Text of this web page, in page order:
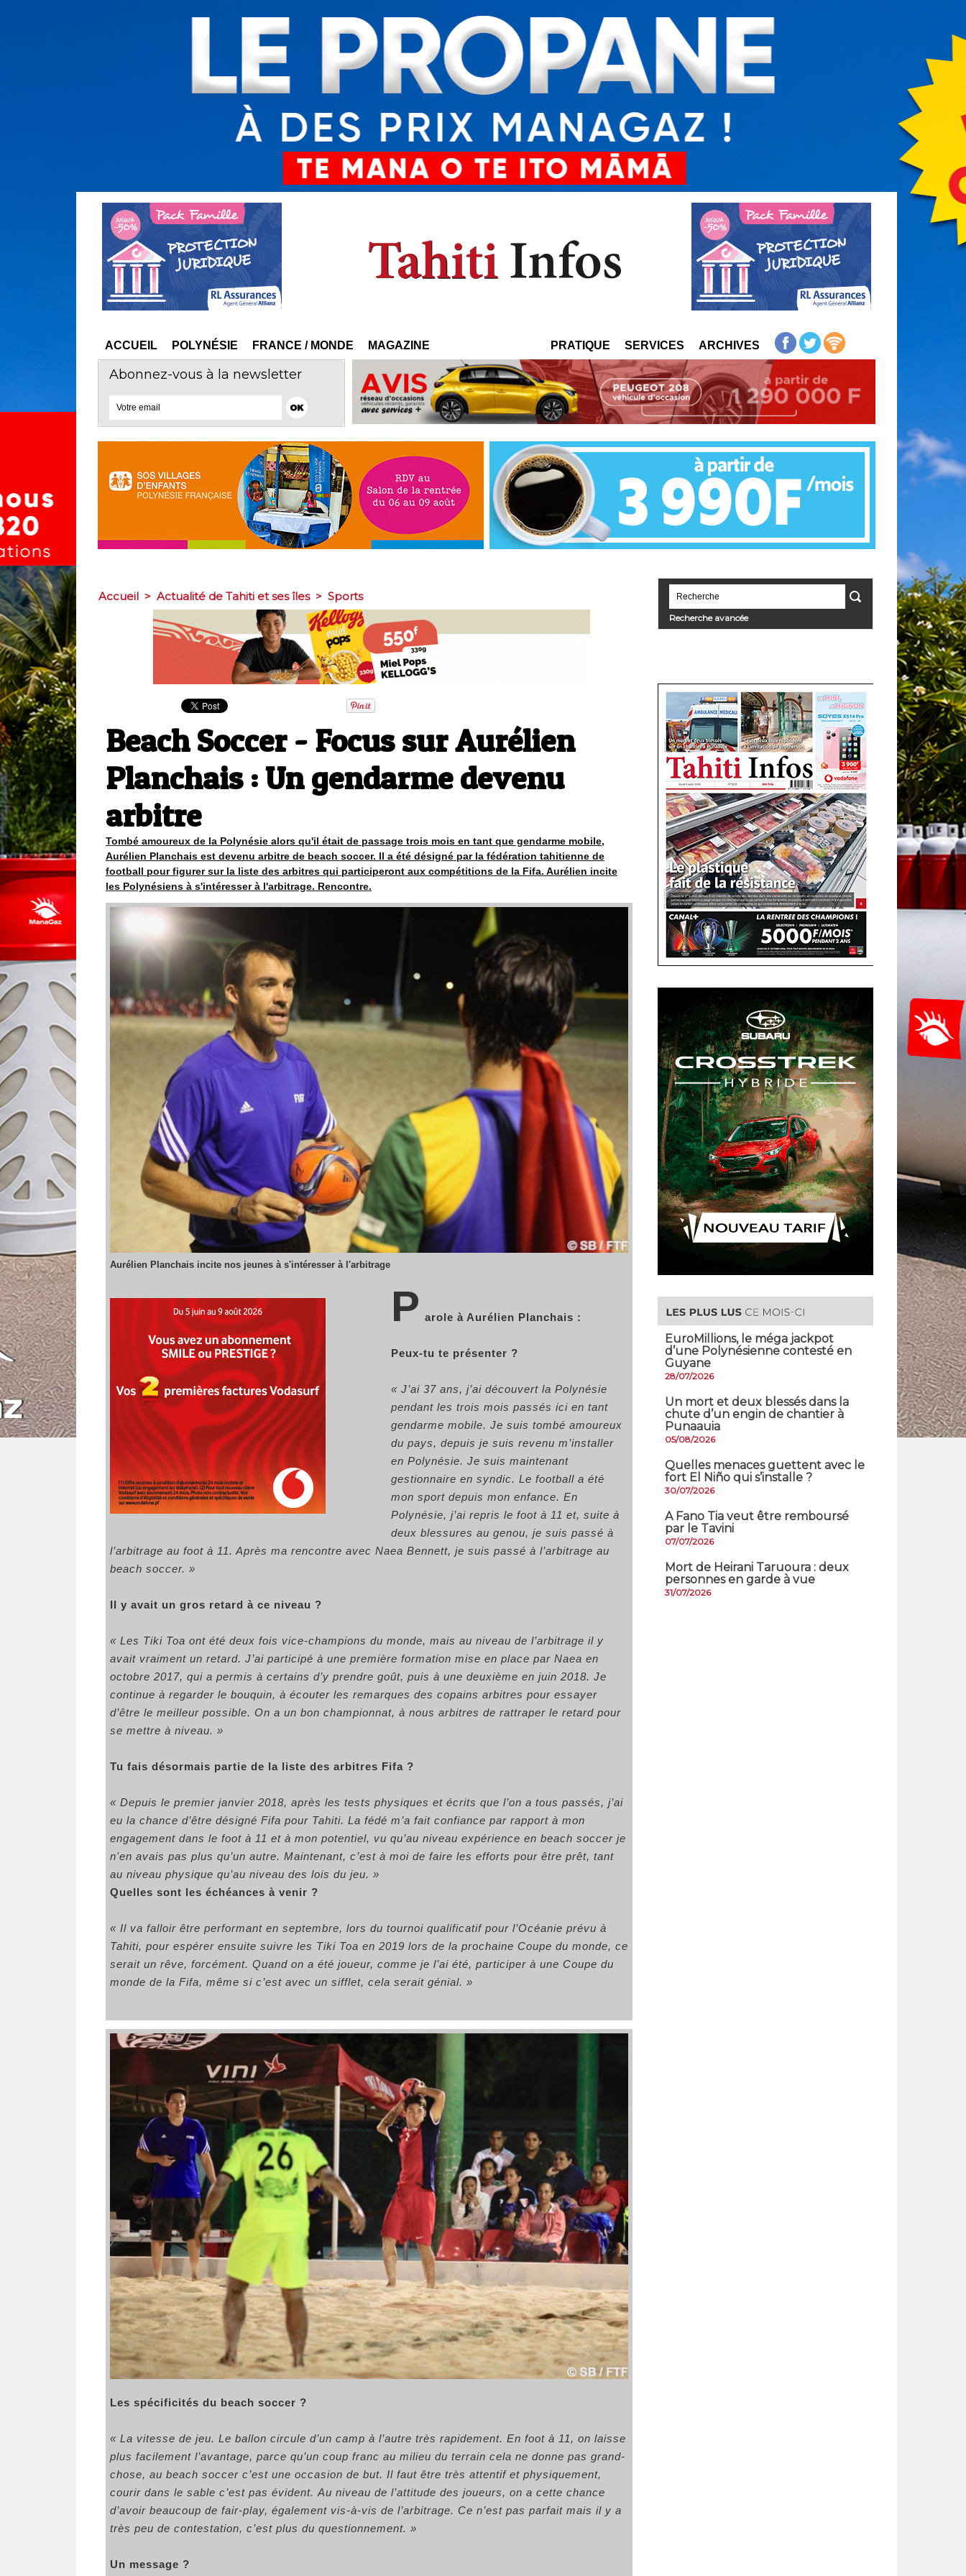
ACCUEIL POLYNÉSIE FRANCE / MONDE MAGAZINE PRATIQUE SERVICES ARCHIVES
Abonnez-vous à la newsletter
Accueil > Actualité de Tahiti et ses îles > Sports
Beach Soccer - Focus sur Aurélien
Planchais : Un gendarme devenu
arbitre
Tombé amoureux de la Polynésie alors qu'il était de passage trois mois en tant que gendarme mobile,
Aurélien Planchais est devenu arbitre de beach soccer. Il a été désigné par la fédération tahitienne de
football pour figurer sur la liste des arbitres qui participeront aux compétitions de la Fifa. Aurélien incite
les Polynésiens à s'intéresser à l'arbitrage. Rencontre.
Aurélien Planchais incite nos jeunes à s'intéresser à l'arbitrage
P arole à Aurélien Planchais :
Peux-tu te présenter ?
« J’ai 37 ans, j’ai découvert la Polynésie
pendant les trois mois passés ici en tant
gendarme mobile. Je suis tombé amoureux
du pays, depuis je suis revenu m’installer
en Polynésie. Je suis maintenant
gestionnaire en syndic. Le football a été
mon sport depuis mon enfance. En
Polynésie, j’ai repris le foot à 11 et, suite à
deux blessures au genou, je suis passé à
l’arbitrage au foot à 11. Après ma rencontre avec Naea Bennett, je suis passé à l’arbitrage au
beach soccer. »
Il y avait un gros retard à ce niveau ?
« Les Tiki Toa ont été deux fois vice-champions du monde, mais au niveau de l’arbitrage il y
avait vraiment un retard. J’ai participé à une première formation mise en place par Naea en
octobre 2017, qui a permis à certains d’y prendre goût, puis à une deuxième en juin 2018. Je
continue à regarder le bouquin, à écouter les remarques des copains arbitres pour essayer
d’être le meilleur possible. On a un bon championnat, à nous arbitres de rattraper le retard pour
se mettre à niveau. »
Tu fais désormais partie de la liste des arbitres Fifa ?
« Depuis le premier janvier 2018, après les tests physiques et écrits que l’on a tous passés, j’ai
eu la chance d’être désigné Fifa pour Tahiti. La fédé m’a fait confiance par rapport à mon
engagement dans le foot à 11 et à mon potentiel, vu qu’au niveau expérience en beach soccer je
n'en avais pas plus qu’un autre. Maintenant, c’est à moi de faire les efforts pour être prêt, tant
au niveau physique qu’au niveau des lois du jeu. »
Quelles sont les échéances à venir ?
« Il va falloir être performant en septembre, lors du tournoi qualificatif pour l’Océanie prévu à
Tahiti, pour espérer ensuite suivre les Tiki Toa en 2019 lors de la prochaine Coupe du monde, ce
serait un rêve, forcément. Quand on a été joueur, comme je l’ai été, participer à une Coupe du
monde de la Fifa, même si c’est avec un sifflet, cela serait génial. »
Les spécificités du beach soccer ?
« La vitesse de jeu. Le ballon circule d’un camp à l’autre très rapidement. En foot à 11, on laisse
plus facilement l’avantage, parce qu’un coup franc au milieu du terrain cela ne donne pas grand-
chose, au beach soccer c’est une occasion de but. Il faut être très attentif et physiquement,
courir dans le sable c’est pas évident. Au niveau de l’attitude des joueurs, on a cette chance
d’avoir beaucoup de fair-play, également vis-à-vis de l’arbitrage. Ce n’est pas parfait mais il y a
très peu de contestation, c’est plus du questionnement. »
Un message ?
Recherche avancée
EuroMillions, ​le méga jackpot
d’une Polynésienne contesté en
Guyane
28/07/2026
​Un mort et deux blessés dans la
chute d’un engin de chantier à
Punaauia
05/08/2026
Quelles menaces guettent avec le
fort El Niño qui s’installe ?
30/07/2026
A Fano Tia veut être remboursé
par le Tavini
07/07/2026
Mort de Heirani Taruoura : deux
personnes en garde à vue
31/07/2026